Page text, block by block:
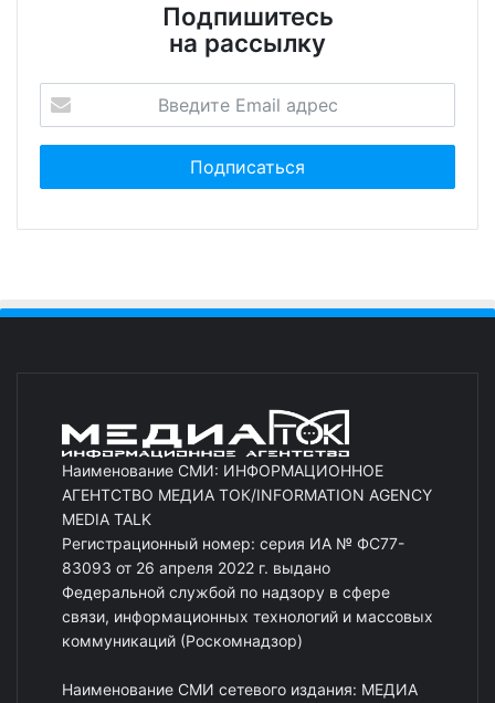
Подпишитесь
на рассылку
Наименование СМИ: ИНФОРМАЦИОННОЕ
АГЕНТСТВО МЕДИА ТОК/INFORMATION AGENCY
MEDIA TALK
Регистрационный номер: серия ИА № ФС77-
83093 от 26 апреля 2022 г. выдано
Федеральной службой по надзору в сфере
связи, информационных технологий и массовых
коммуникаций (Роскомнадзор)
Наименование СМИ сетевого издания: МЕДИА